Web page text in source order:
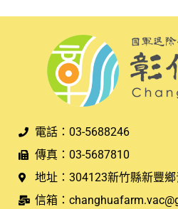
電話：03-5688246
傳真：03-5687810
地址：304123新竹縣新豐
信箱：